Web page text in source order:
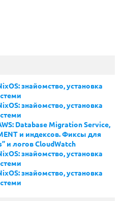
знайомство, установка
знайомство, установка
Database Migration Service,
и индексов. Фиксы для
и логов CloudWatch
знайомство, установка
знайомство, установка